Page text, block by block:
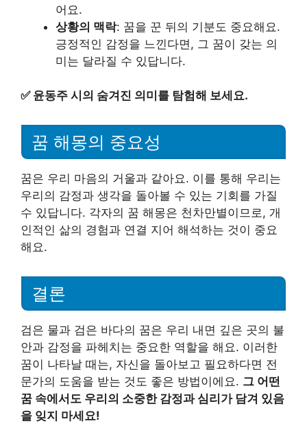
어요.
상황의 맥락: 꿈을 꾼 뒤의 기분도 중요해요.
긍정적인 감정을 느낀다면, 그 꿈이 갖는 의
미는 달라질 수 있답니다.
✅ 윤동주 시의 숨겨진 의미를 탐험해 보세요.
꿈 해몽의 중요성
꿈은 우리 마음의 거울과 같아요. 이를 통해 우리는
우리의 감정과 생각을 돌아볼 수 있는 기회를 가질
수 있답니다. 각자의 꿈 해몽은 천차만별이므로, 개
인적인 삶의 경험과 연결 지어 해석하는 것이 중요
해요.
결론
검은 물과 검은 바다의 꿈은 우리 내면 깊은 곳의 불
안과 감정을 파헤치는 중요한 역할을 해요. 이러한
꿈이 나타날 때는, 자신을 돌아보고 필요하다면 전
문가의 도움을 받는 것도 좋은 방법이에요. 그 어떤
꿈 속에서도 우리의 소중한 감정과 심리가 담겨 있음
을 잊지 마세요!